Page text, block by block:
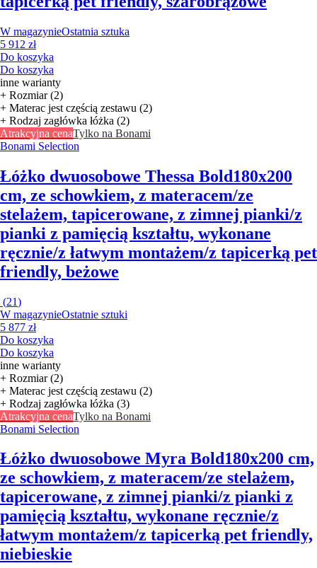
W magazynieOstatnia sztuka
5 912 zł
Do koszyka
Do koszyka
inne warianty
+ Rozmiar (2)
+ Materac jest częścią zestawu (2)
+ Rodzaj zagłówka łóżka (2)
Atrakcyjna cenaTylko na Bonami
Bonami Selection
Łóżko dwuosobowe Thessa Bold180x200
cm, ze schowkiem, z materacem/ze
stelażem, tapicerowane, z zimnej pianki/z
pianki z pamięcią kształtu, wykonane
ręcznie/z łatwym montażem/z tapicerką pet
friendly, beżowe
(21)
W magazynieOstatnie sztuki
5 877 zł
Do koszyka
Do koszyka
inne warianty
+ Rozmiar (2)
+ Materac jest częścią zestawu (2)
+ Rodzaj zagłówka łóżka (3)
Atrakcyjna cenaTylko na Bonami
Bonami Selection
Łóżko dwuosobowe Myra Bold180x200 cm,
ze schowkiem, z materacem/ze stelażem,
tapicerowane, z zimnej pianki/z pianki z
pamięcią kształtu, wykonane ręcznie/z
łatwym montażem/z tapicerką pet friendly,
niebieskie